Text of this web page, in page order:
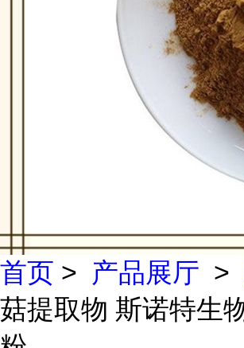
首页 > 产品展厅 >
菇提取物 斯诺特生